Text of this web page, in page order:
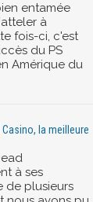
entamée
à
fois-ci, c'est
du PS
Amérique du
Casino, la meilleure
à ses
de plusieurs